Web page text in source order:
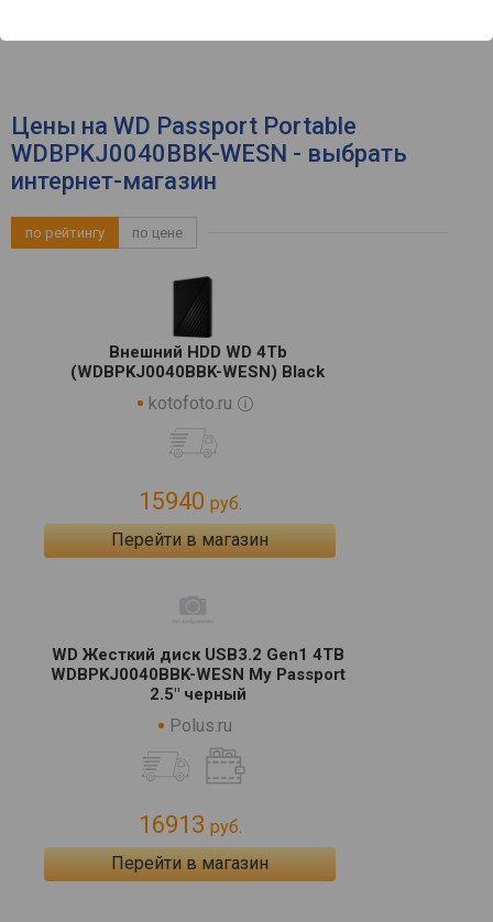
Цены на WD Passport Portable
WDBPKJ0040BBK-WESN - выбрать
интернет-магазин
по рейтингу по цене
Внешний HDD WD 4Tb
(WDBPKJ0040BBK-WESN) Black
kotofoto.ru
15940 руб.
Перейти в магазин
WD Жесткий диск USB3.2 Gen1 4TB
WDBPKJ0040BBK-WESN My Passport
2.5" черный
Polus.ru
16913 руб.
Перейти в магазин